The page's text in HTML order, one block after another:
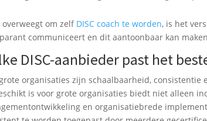
overweegt om zelf DISC coach te worden, is het
communiceert en dit aantoonbaar kan
DISC-aanbieder past het
organisaties zijn schaalbaarheid,
is voor grote organisaties biedt niet alleen
en organisatiebrede